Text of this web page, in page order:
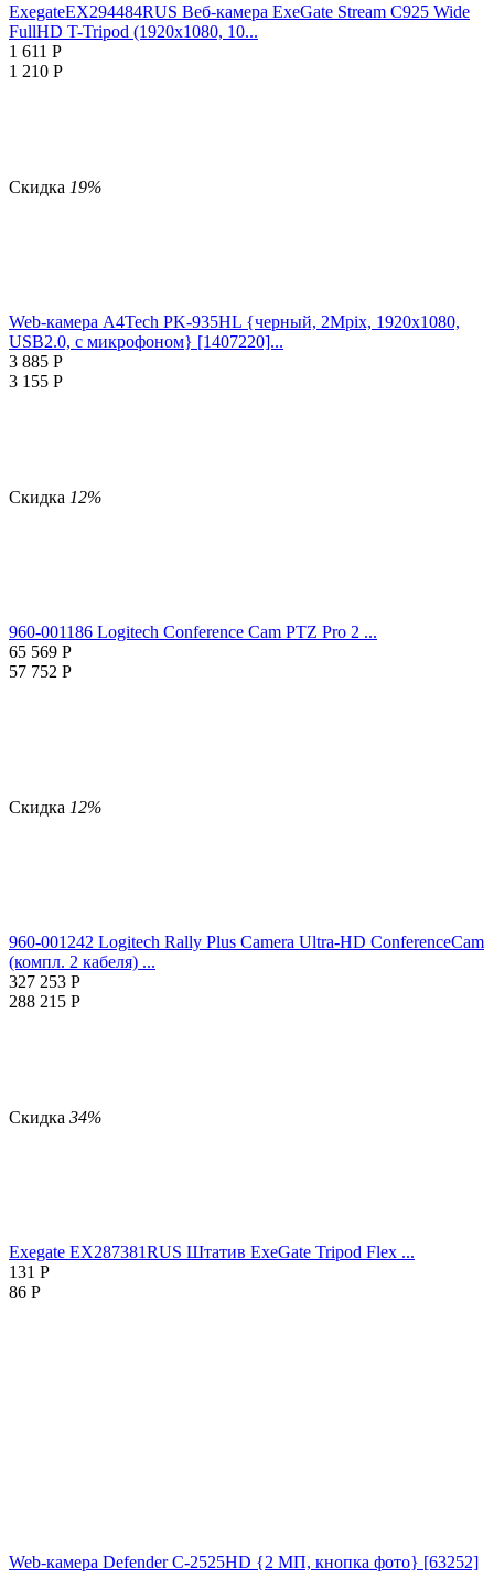
ExegateEX294484RUS Веб-камера ExeGate Stream C925 Wide
FullHD T-Tripod (1920х1080, 10...
1 611 Р
1 210 Р
Скидка 19%
Web-камера A4Tech PK-935HL {черный, 2Mpix, 1920x1080,
USB2.0, с микрофоном} [1407220]...
3 885 Р
3 155 Р
Скидка 12%
960-001186 Logitech Conference Cam PTZ Pro 2 ...
65 569 Р
57 752 Р
Скидка 12%
960-001242 Logitech Rally Plus Camera Ultra-HD ConferenceCam
(компл. 2 кабеля) ...
327 253 Р
288 215 Р
Скидка 34%
Exegate EX287381RUS Штатив ExeGate Tripod Flex ...
131 Р
86 Р
Web-камера Defender C-2525HD {2 МП, кнопка фото} [63252]